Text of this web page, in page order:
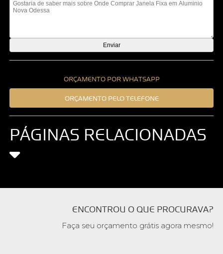
ORÇAMENTO POR WHATSAPP
ORÇAMENTO PELO TELEFONE
PÁGINAS RELACIONADAS
ENCONTROU O QUE PROCURAVA?
Faça seu orçamento grátis agora mesmo!